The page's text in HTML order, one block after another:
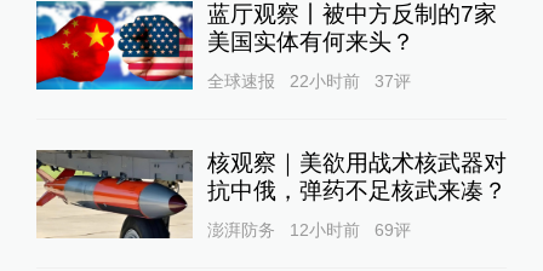
蓝厅观察丨被中方反制的7家
美国实体有何来头？
全球速报 22小时前 37评
核观察｜美欲用战术核武器对
抗中俄，弹药不足核武来凑？
澎湃防务 12小时前 69评